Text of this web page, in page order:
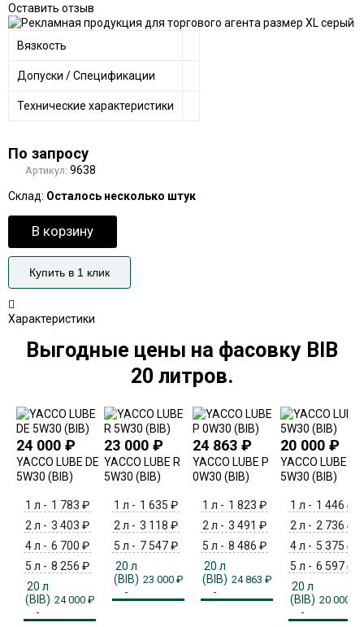
Оставить отзыв
Вязкость
Допуски / Спецификации
Технические характеристики
По запросу
Артикул: 9638
Склад: Осталось несколько штук
В корзину
Купить в 1 клик
Характеристики
Выгодные цены на фасовку BIB
20 литров.
24 000 ₽
YACCO LUBE DE
5W30 (BIB)
1 л - 1 783 ₽
2 л - 3 403 ₽
4 л - 6 700 ₽
5 л - 8 256 ₽
20 л
(BIB)
-
24 000 ₽
23 000₽
YACCO LUBE R
5W30 (BIB)
1 л - 1 635 ₽
2 л - 3 118 ₽
5 л - 7 547₽
20 л
(BIB)
-
23 000 ₽
24 863 ₽
YACCO LUBE P
0W30 (BIB)
1 л - 1 823 ₽
2 л - 3 491 ₽
5 л - 8 486 ₽
20 л
(BIB)
-
24 863 ₽
20 000₽
YACCO LUBE F
5W30 (BIB)
1 л - 1 446 ₽
2 л - 2 736 ₽
4 л - 5 375 ₽
5 л - 6 597₽
20 л
(BIB)
-
20 000